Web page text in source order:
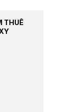
THUÊ